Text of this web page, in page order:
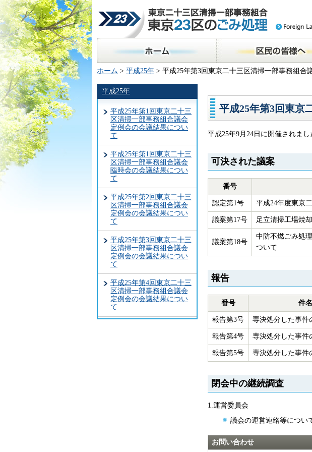
東京二十三区清掃一部事務組合 東京
23区のごみ処理
ホーム 区民の皆様へ
ホーム > 平成25年 > 平成25年第3回東京二十三区清掃一部事務組合
平成25年
平成25年第1回東京二十三
区清掃一部事務組合議会
定例会の会議結果につい
て
平成25年第1回東京二十三
区清掃一部事務組合議会
臨時会の会議結果につい
て
平成25年第2回東京二十三
区清掃一部事務組合議会
定例会の会議結果につい
て
平成25年第3回東京二十三
区清掃一部事務組合議会
定例会の会議結果につい
て
平成25年第4回東京二十三
区清掃一部事務組合議会
定例会の会議結果につい
て
平成25年第3回東京
平成25年9月24日に開催されま
可決された議案
番号
認定第1号 平成24年度東京
議案第17号 足立清掃工場焼
議案第18号
中防不燃ごみ処
ついて
報告
番号 件名
報告第3号 専決処分した事件
報告第4号 専決処分した事件
報告第5号 専決処分した事件
閉会中の継続調査
1.運営委員会
議会の運営連絡等につい
お問い合わせ